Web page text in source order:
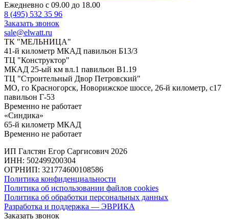
Ежедневно с 09.00 до 18.00
8 (495) 532 35 96
Заказать звонок
sale@elwatt.ru
ТК "МЕЛЬНИЦА"
41-й километр МКАД павильон Б13/3
ТЦ "Конструктор"
МКАД 25-ый км вл.1 павильон В1.19
ТЦ "Строительный Двор Петровский"
МО, го Красногорск, Новорижское шоссе, 26-й километр, с17
павильон Г-53
Временно не работает
«Синдика»
65-й километр МКАД
Временно не работает
ИП Галстян Егор Саргисович 2026
ИНН: 502499200304
ОГРНИП: 321774600108586
Политика конфиденциальности
Политика об использовании файлов cookies
Политика об обработки персональных данных
Разработка и поддержка — ЭВРИКА
Заказать звонок